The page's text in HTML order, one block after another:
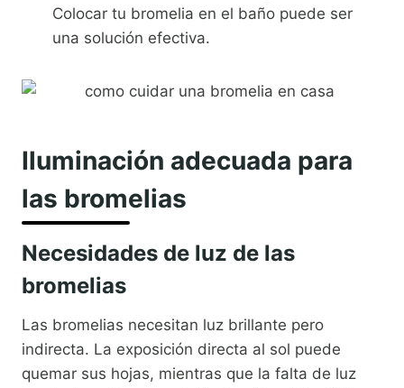
Colocar tu bromelia en el baño puede ser
una solución efectiva.
Iluminación adecuada para
las bromelias
Necesidades de luz de las
bromelias
Las bromelias necesitan luz brillante pero
indirecta. La exposición directa al sol puede
quemar sus hojas, mientras que la falta de luz